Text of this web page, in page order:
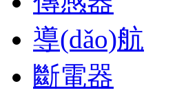
導(dǎo)航
斷電器